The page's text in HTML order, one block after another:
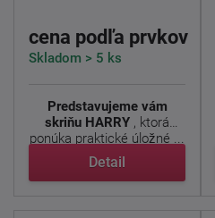
cena podľa prvkov
Skladom > 5 ks
Predstavujeme vám
skriňu HARRY , ktorá
ponúka praktické úložné ...
Detail